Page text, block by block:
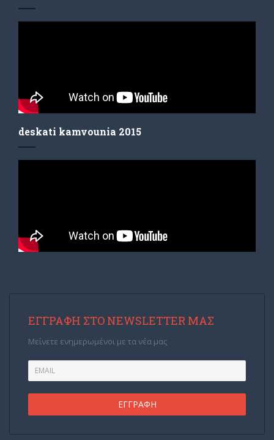
deskati kamvounia 2015
ΕΓΓΡΑΦΉ ΣΤΟ NEWSLETTER ΜΑΣ
Μείνετε ενημερωμένοι με τα νέα μας